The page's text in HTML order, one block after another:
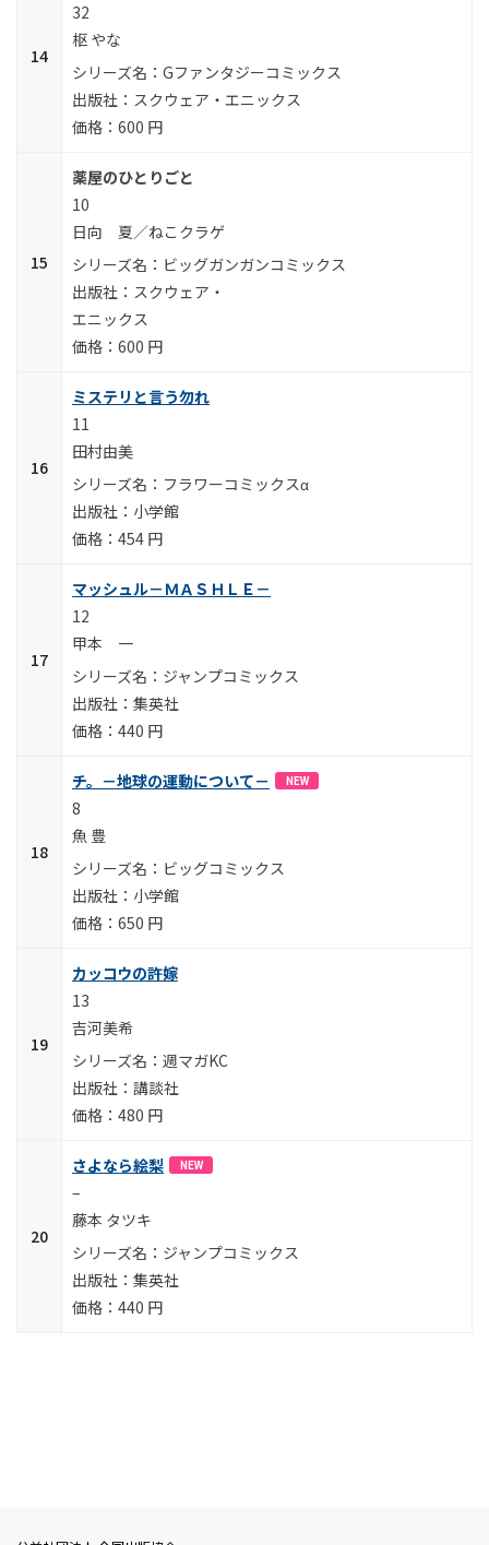
32
枢 やな
Gファンタジーコミックス
スクウェア・エニックス
600 円
薬屋のひとりごと
10
日向 夏／ねこクラゲ
ビッグガンガンコミックス
スクウェア・
エニックス
600 円
ミステリと言う勿れ
11
田村由美
フラワーコミックスα
小学館
454 円
マッシュル－ＭＡＳＨＬＥ－
12
甲本 一
ジャンプコミックス
集英社
440 円
チ。－地球の運動について－ NEW
8
魚 豊
ビッグコミックス
小学館
650 円
カッコウの許嫁
13
吉河美希
週マガKC
講談社
480 円
さよなら絵梨 NEW
–
藤本 タツキ
ジャンプコミックス
集英社
440 円